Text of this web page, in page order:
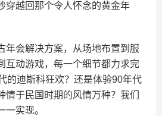
穿越回那个令人怀念的黄金年
年会解决方案，从场地布置到服
互动游戏，每一个细节都力求完
的迪斯科狂欢？还是体验90年代
情于民国时期的风情万种？我们
实现。